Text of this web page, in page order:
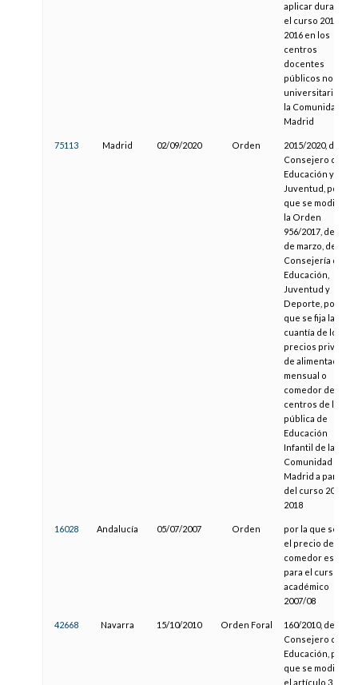
aplicar durante
el curso 2015-
2016 en los
centros
docentes
públicos no
universitarios de
la Comunidad de
Madrid
75113 Madrid 02/09/2020 Orden
2015/2020, del
Consejero de
Educación y
Juventud, por la
que se modifica
la Orden
956/2017, de 30
de marzo, de la
Consejería de
Educación,
Juventud y
Deporte, por la
que se fija la
cuantía de los
precios privados
de alimentación
mensual o
comedor de los
centros de la red
pública de
Educación
Infantil de la
Comunidad de
Madrid a partir
del curso 2017-
2018
16028 Andalucía 05/07/2007 Orden
por la que se fija
el precio del
comedor escolar
para el curso
académico
2007/08
42668 Navarra 15/10/2010 Orden Foral
160/2010, del
Consejero de
Educación, por la
que se modifica
el artículo 3,